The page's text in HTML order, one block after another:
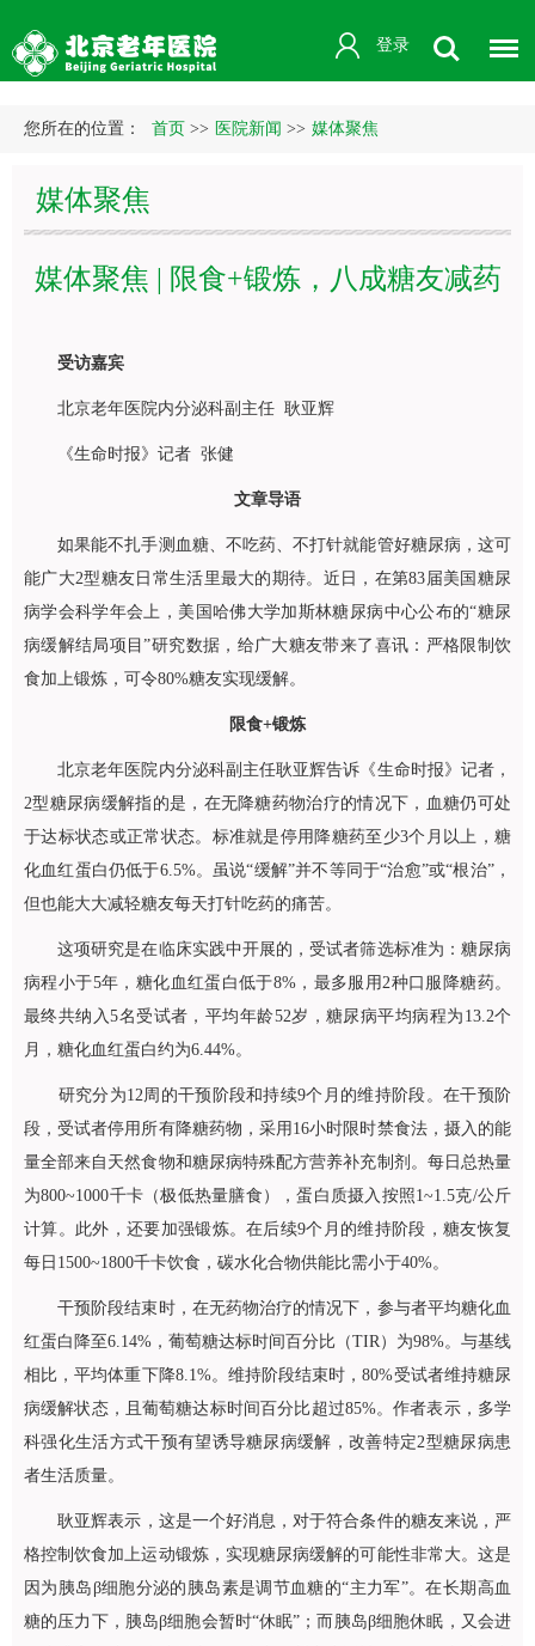
登录
您所在的位置： 首页 >> 医院新闻 >> 媒体聚焦
媒体聚焦
媒体聚焦 | 限食+锻炼，八成糖友减药
受访嘉宾
北京老年医院内分泌科副主任 耿亚辉
《生命时报》记者 张健
文章导语
如果能不扎手测血糖、不吃药、不打针就能管好糖尿病，这可
能广大2型糖友日常生活里最大的期待。近日，在第83届美国糖尿
病学会科学年会上，美国哈佛大学加斯林糖尿病中心公布的“糖尿
病缓解结局项目”研究数据，给广大糖友带来了喜讯：严格限制饮
食加上锻炼，可令80%糖友实现缓解。
限食+锻炼
北京老年医院内分泌科副主任耿亚辉告诉《生命时报》记者，
2型糖尿病缓解指的是，在无降糖药物治疗的情况下，血糖仍可处
于达标状态或正常状态。标准就是停用降糖药至少3个月以上，糖
化血红蛋白仍低于6.5%。虽说“缓解”并不等同于“治愈”或“根治”，
但也能大大减轻糖友每天打针吃药的痛苦。
这项研究是在临床实践中开展的，受试者筛选标准为：糖尿病
病程小于5年，糖化血红蛋白低于8%，最多服用2种口服降糖药。
最终共纳入5名受试者，平均年龄52岁，糖尿病平均病程为13.2个
月，糖化血红蛋白约为6.44%。
研究分为12周的干预阶段和持续9个月的维持阶段。在干预阶
段，受试者停用所有降糖药物，采用16小时限时禁食法，摄入的能
量全部来自天然食物和糖尿病特殊配方营养补充制剂。每日总热量
为800~1000千卡（极低热量膳食），蛋白质摄入按照1~1.5克/公斤
计算。此外，还要加强锻炼。在后续9个月的维持阶段，糖友恢复
每日1500~1800千卡饮食，碳水化合物供能比需小于40%。
干预阶段结束时，在无药物治疗的情况下，参与者平均糖化血
红蛋白降至6.14%，葡萄糖达标时间百分比（TIR）为98%。与基线
相比，平均体重下降8.1%。维持阶段结束时，80%受试者维持糖尿
病缓解状态，且葡萄糖达标时间百分比超过85%。作者表示，多学
科强化生活方式干预有望诱导糖尿病缓解，改善特定2型糖尿病患
者生活质量。
耿亚辉表示，这是一个好消息，对于符合条件的糖友来说，严
格控制饮食加上运动锻炼，实现糖尿病缓解的可能性非常大。这是
因为胰岛β细胞分泌的胰岛素是调节血糖的“主力军”。在长期高血
糖的压力下，胰岛β细胞会暂时“休眠”；而胰岛β细胞休眠，又会进